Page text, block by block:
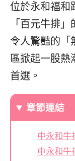
位於永和福和
「百元牛排
令人驚豔的「
區掀起一股熱
首選。
章節連結
中永和牛
中永和牛